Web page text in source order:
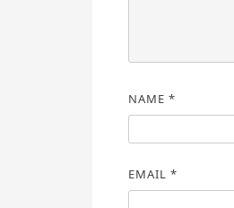
NAME*
EMAIL*